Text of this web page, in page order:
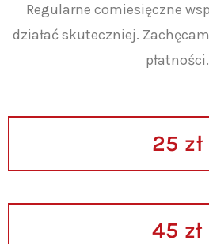
Regularne comiesięczne
działać skuteczniej.
płatności.
25 zł
45 zł